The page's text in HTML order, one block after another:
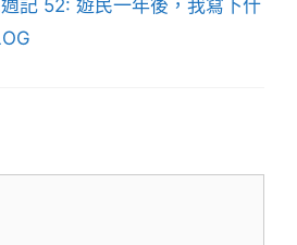
記 52: 遊民一年後，我寫下什